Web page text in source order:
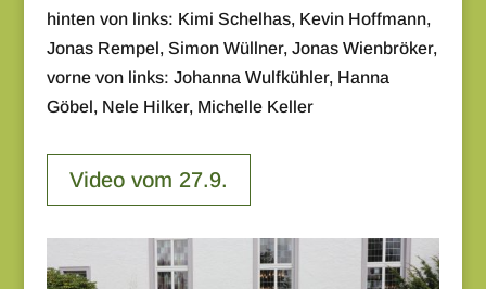
hinten von links: Kimi Schelhas, Kevin Hoffmann,
Jonas Rempel, Simon Wüllner, Jonas Wienbröker,
vorne von links: Johanna Wulfkühler, Hanna
Göbel, Nele Hilker, Michelle Keller
Video vom 27.9.